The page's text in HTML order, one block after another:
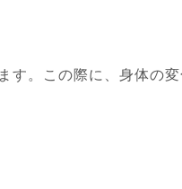
す。この際に、身体の